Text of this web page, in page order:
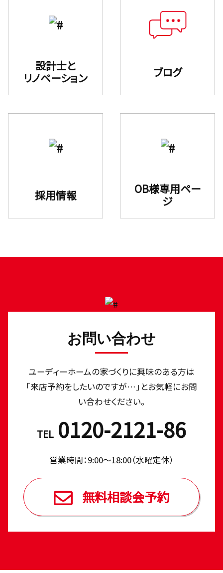
設計士と
リノベーション
ブログ
採用情報
OB様専用ペー
ジ
お問い合わせ
ユーディーホームの家づくりに興味のある⽅は
「来店予約をしたいのですが…」とお気軽にお問
い合わせください。
TEL 0120-2121-86
営業時間：9:00〜18:00（⽔曜定休）
無料相談会予約